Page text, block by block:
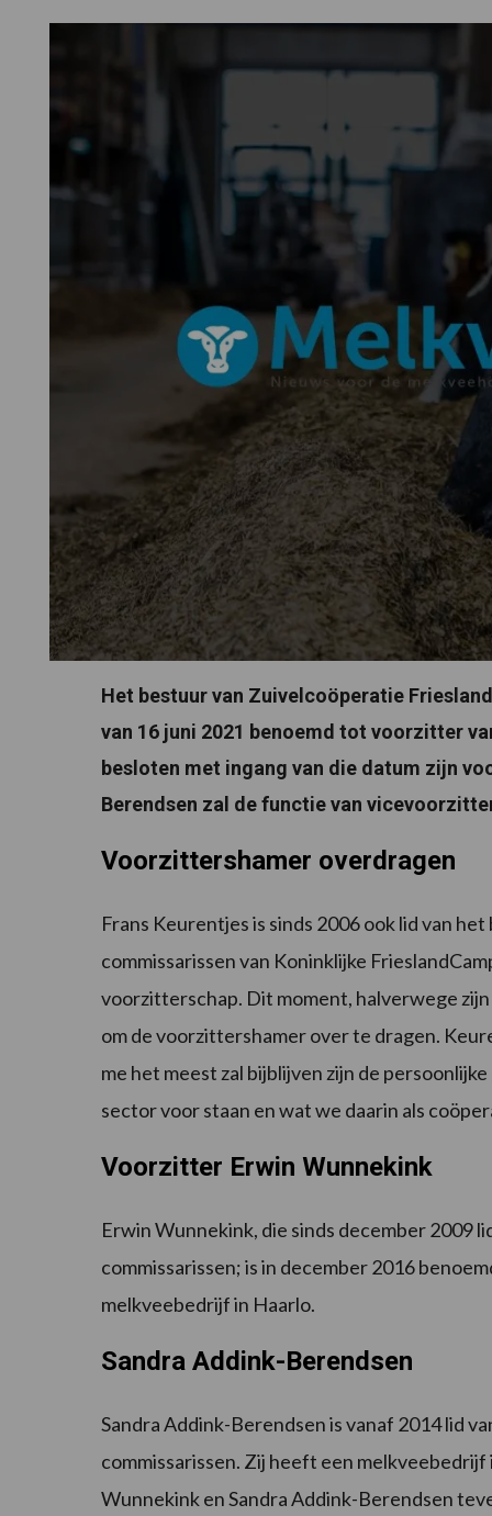
Het bestuur van Zuivelcoöperatie
van 16 juni 2021 benoemd tot voorzitter
besloten met ingang van die datum zijn
Berendsen zal de functie van
Voorzittershamer overdragen
Frans Keurentjes is sinds 2006 ook lid van
commissarissen van Koninklijke
voorzitterschap. Dit moment, halverwege
om de voorzittershamer over te dragen.
me het meest zal bijblijven zijn de
sector voor staan en wat we daarin als
Voorzitter Erwin Wunnekink
Erwin Wunnekink, die sinds december 2009
commissarissen; is in december 2016
melkveebedrijf in Haarlo.
Sandra Addink-Berendsen
Sandra Addink-Berendsen is vanaf 2014 lid
commissarissen. Zij heeft een
Wunnekink en Sandra Addink-Berendsen